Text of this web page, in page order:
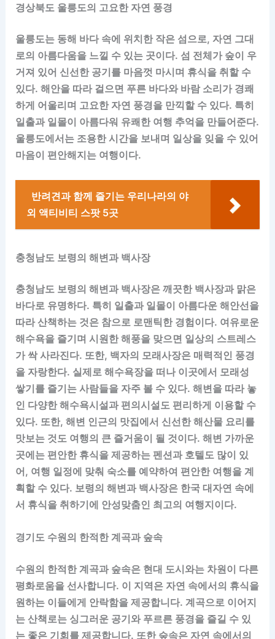
경상북도 울릉도의 고요한 자연 풍경
울릉도는 동해 바다 속에 위치한 작은 섬으로, 자연 그대
로의 아름다움을 느낄 수 있는 곳이다. 섬 전체가 숲이 우
거져 있어 신선한 공기를 마음껏 마시며 휴식을 취할 수
있다. 해안을 따라 걸으면 푸른 바다와 바람 소리가 경쾌
하게 어울리며 고요한 자연 풍경을 만끽할 수 있다. 특히
일출과 일몰이 아름다워 유쾌한 여행 추억을 만들어준다.
울릉도에서는 조용한 시간을 보내며 일상을 잊을 수 있어
마음이 편안해지는 여행이다.
반려견과 함께 즐기는 우리나라의 야
외 액티비티 스팟 5곳
충청남도 보령의 해변과 백사장
충청남도 보령의 해변과 백사장은 깨끗한 백사장과 맑은
바다로 유명하다. 특히 일출과 일몰이 아름다운 해안선을
따라 산책하는 것은 참으로 로맨틱한 경험이다. 여유로운
해수욕을 즐기며 시원한 해풍을 맞으면 일상의 스트레스
가 싹 사라진다. 또한, 백자의 모래사장은 매력적인 풍경
을 자랑한다. 실제로 해수욕장을 떠나 이곳에서 모래성
쌓기를 즐기는 사람들을 자주 볼 수 있다. 해변을 따라 놓
인 다양한 해수욕시설과 편의시설도 편리하게 이용할 수
있다. 또한, 해변 인근의 맛집에서 신선한 해산물 요리를
맛보는 것도 여행의 큰 즐거움이 될 것이다. 해변 가까운
곳에는 편안한 휴식을 제공하는 펜션과 호텔도 많이 있
어, 여행 일정에 맞춰 숙소를 예약하여 편안한 여행을 계
획할 수 있다. 보령의 해변과 백사장은 한국 대자연 속에
서 휴식을 취하기에 안성맞춤인 최고의 여행지이다.
경기도 수원의 한적한 계곡과 숲속
수원의 한적한 계곡과 숲속은 현대 도시와는 차원이 다른
평화로움을 선사합니다. 이 지역은 자연 속에서의 휴식을
원하는 이들에게 안락함을 제공합니다. 계곡으로 이어지
는 산책로는 싱그러운 공기와 푸르른 풍경을 즐길 수 있
는 좋은 기회를 제공합니다. 또한 숲속은 자연 속에서의